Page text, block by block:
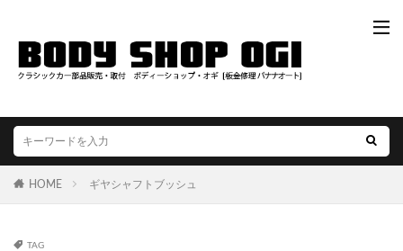
HOME ギヤシャフトブッシュ
TAG